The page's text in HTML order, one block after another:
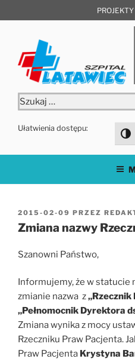
do
PROJEKTY
Szukaj:
Ułatwienia dostępu:
OPUBLIKOWANE
W
2015-02-09 PRZEZ
Zmiana nazwy
Szanowni Państwo,
Informujemy, że w statucie
zmianie nazwa z„Rzecznik
„Pełnomocnik Dyrektora
Zmiana wynika z mocy
Rzeczniku Praw Pacjenta.
Praw Pacjenta Krystyna